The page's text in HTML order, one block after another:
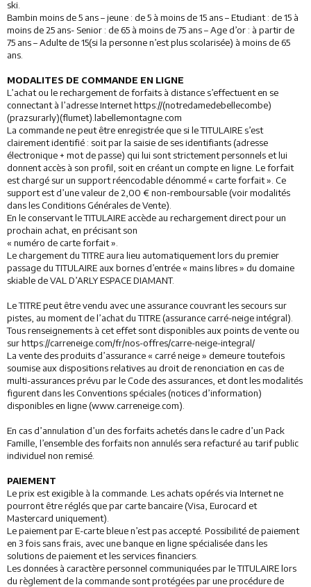
ski.
Bambin moins de 5 ans – jeune : de 5 à moins de 15 ans – Etudiant : de 15 à
moins de 25 ans- Senior : de 65 à moins de 75 ans – Age d’or : à partir de
75 ans – Adulte de 15(si la personne n’est plus scolarisée) à moins de 65
ans.
MODALITES DE COMMANDE EN LIGNE
L’achat ou le rechargement de forfaits à distance s’effectuent en se
connectant à l’adresse Internet https://(notredamedebellecombe)
(prazsurarly)(flumet).labellemontagne.com
La commande ne peut être enregistrée que si le TITULAIRE s’est
clairement identifié : soit par la saisie de ses identifiants (adresse
électronique + mot de passe) qui lui sont strictement personnels et lui
donnent accès à son profil, soit en créant un compte en ligne. Le forfait
est chargé sur un support réencodable dénommé « carte forfait ». Ce
support est d’une valeur de 2,00 € non-remboursable (voir modalités
dans les Conditions Générales de Vente).
En le conservant le TITULAIRE accède au rechargement direct pour un
prochain achat, en précisant son
« numéro de carte forfait ».
Le chargement du TITRE aura lieu automatiquement lors du premier
passage du TITULAIRE aux bornes d’entrée « mains libres » du domaine
skiable de VAL D’ARLY ESPACE DIAMANT.
Le TITRE peut être vendu avec une assurance couvrant les secours sur
pistes, au moment de l’achat du TITRE (assurance carré-neige intégral).
Tous renseignements à cet effet sont disponibles aux points de vente ou
sur https://carreneige.com/fr/nos-offres/carre-neige-integral/
La vente des produits d’assurance « carré neige » demeure toutefois
soumise aux dispositions relatives au droit de renonciation en cas de
multi-assurances prévu par le Code des assurances, et dont les modalités
figurent dans les Conventions spéciales (notices d’information)
disponibles en ligne (www.carreneige.com).
En cas d’annulation d’un des forfaits achetés dans le cadre d’un Pack
Famille, l’ensemble des forfaits non annulés sera refacturé au tarif public
individuel non remisé.
PAIEMENT
Le prix est exigible à la commande. Les achats opérés via Internet ne
pourront être réglés que par carte bancaire (Visa, Eurocard et
Mastercard uniquement).
Le paiement par E-carte bleue n’est pas accepté. Possibilité de paiement
en 3 fois sans frais, avec une banque en ligne spécialisée dans les
solutions de paiement et les services financiers.
Les données à caractère personnel communiquées par le TITULAIRE lors
du règlement de la commande sont protégées par une procédure de